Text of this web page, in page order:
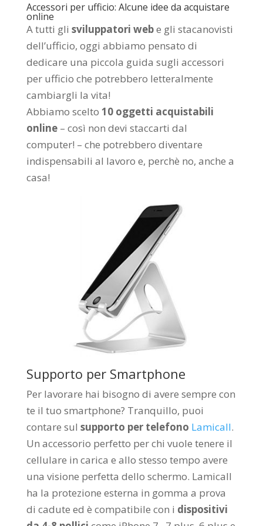
Accessori per ufficio: Alcune idee da acquistare
online
A tutti gli sviluppatori webe gli stacanovisti
dell’ufficio, oggi abbiamo pensato di
dedicare una piccola guida sugli accessori
per ufficio che potrebbero letteralmente
cambiargli la vita!
Abbiamo scelto 10 oggetti acquistabili
online– così non devi staccarti dal
computer! – che potrebbero diventare
indispensabili al lavoro e, perchè no, anche a
casa!
Supporto per Smartphone
Per lavorare hai bisogno di avere sempre con
te il tuo smartphone? Tranquillo, puoi
contare sul supporto per telefono Lamicall.
Un accessorio perfetto per chi vuole tenere il
cellulare in carica e allo stesso tempo avere
una visione perfetta dello schermo. Lamicall
ha la protezione esterna in gomma a prova
di cadute ed è compatibile con i dispositivi